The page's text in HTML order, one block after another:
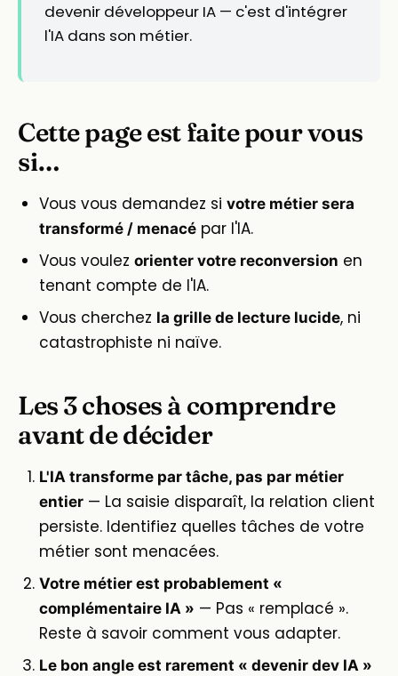
devenir développeur IA — c'est d'intégrer
l'IA dans son métier.
Cette page est faite pour vous
si…
Vous vous demandez si votre métier sera
transformé / menacé par l'IA.
Vous voulez orienter votre reconversion en
tenant compte de l'IA.
Vous cherchez la grille de lecture lucide, ni
catastrophiste ni naïve.
Les 3 choses à comprendre
avant de décider
L'IA transforme par tâche, pas par métier
entier — La saisie disparaît, la relation client
persiste. Identifiez quelles tâches de votre
métier sont menacées.
Votre métier est probablement «
complémentaire IA » — Pas « remplacé ».
Reste à savoir comment vous adapter.
Le bon angle est rarement « devenir dev IA »